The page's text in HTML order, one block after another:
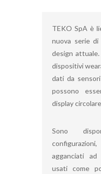
TEKO SpA è
nuova serie
design
dispositivi
dati da
possono
display
Sono
agganciati
usati come